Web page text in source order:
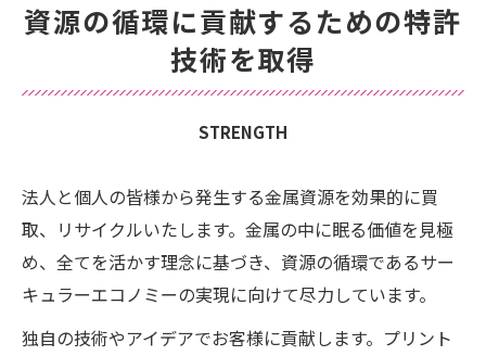
資源の循環に貢献するための特許
技術を取得
STRENGTH
法人と個人の皆様から発生する金属資源を効果的に買
取、リサイクルいたします。金属の中に眠る価値を見極
め、全てを活かす理念に基づき、資源の循環であるサー
キュラーエコノミーの実現に向けて尽力しています。
独自の技術やアイデアでお客様に貢献します。プリント